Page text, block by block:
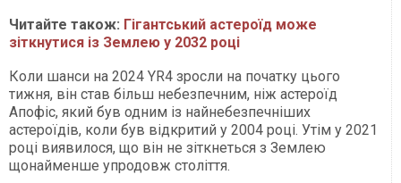
Читайте також: Гігантський астероїд може
зіткнутися із Землею у 2032 році
Коли шанси на 2024 YR4 зросли на початку цього
тижня, він став більш небезпечним, ніж астероїд
Апофіс, який був одним із найнебезпечніших
астероїдів, коли був відкритий у 2004 році. Утім у 2021
році виявилося, що він не зіткнеться з Землею
щонайменше упродовж століття.